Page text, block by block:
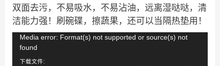
双面去污，不易吸水，不易沾油，远离湿哒哒，清
洁能力强！刷碗碟，擦蔬果，还可以当隔热垫用！
视
频
Media error: Format(s) not supported or source(s) not
found
下载文件: